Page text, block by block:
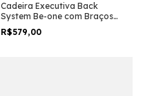
Cadeira Executiva Back
System Be-one com Braços
Reguláveis - Cor Preta - 33006
R$579,00